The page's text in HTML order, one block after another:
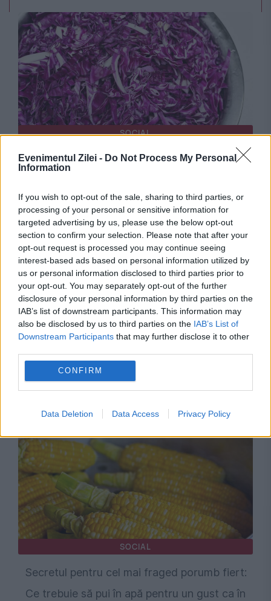
Evenimentul Zilei - Do Not Process My Personal
Information
If you wish to opt-out of the sale, sharing to third parties, or
processing of your personal or sensitive information for
targeted advertising by us, please use the below opt-out
section to confirm your selection. Please note that after your
opt-out request is processed you may continue seeing
interest-based ads based on personal information utilized by
us or personal information disclosed to third parties prior to
your opt-out. You may separately opt-out of the further
disclosure of your personal information by third parties on the
IAB’s list of downstream participants. This information may
also be disclosed by us to third parties on the IAB’s List of
Downstream Participants that may further disclose it to other
CONFIRM
Data Deletion Data Access Privacy Policy
SOCIAL
Cum faci cea mai bună salată de varză roșie.
fragedă și un gust desăvârșit
Sebastian Stan a devenit tată la 43 de ani.
SOCIAL
Secretul pentru cel mai fraged porumb fiert:
Ce trebuie să pui în apă pentru un gust ca în